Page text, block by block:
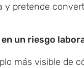
y pretende
un riesgo
más visible de